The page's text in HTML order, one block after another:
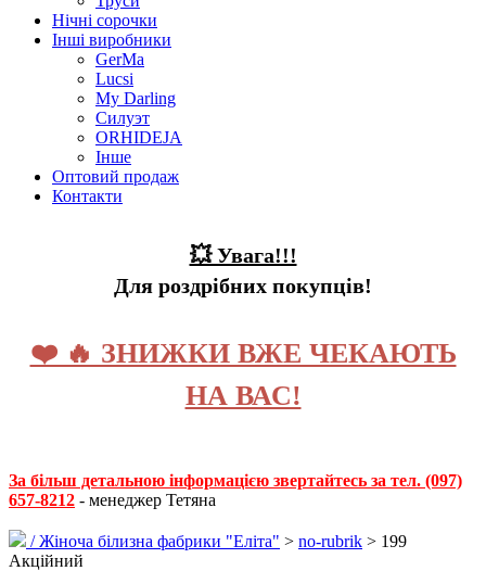
Нічні сорочки
Інші виробники
GerMa
Lucsi
My Darling
Силуэт
ORHIDEJA
Інше
Оптовий продаж
Контакти
💥 Увага!!!
Для роздрібних покупців!
❤️ 🔥 ЗНИЖКИ ВЖЕ ЧЕКАЮТЬ
НА ВАС!
За більш детальною інформацією звертайтесь за тел. (097)
657-8212 - менеджер Тетяна
/Жіноча білизна фабрики "Еліта" > no-rubrik > 199
Акційний